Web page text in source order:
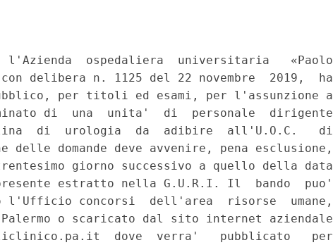
l'Azienda  ospedaliera  universitaria   «Paolo
delibera n. 1125 del 22 novembre  2019,  ha
per titoli ed esami, per l'assunzione a
di  una  unita'  di  personale  dirigente
di  urologia  da  adibire  all'U.O.C.   di
delle domande deve avvenire, pena esclusione,
giorno successivo a quello della data
estratto nella G.U.R.I. Il  bando  puo'
l'Ufficio concorsi  dell'area  risorse  umane,
o scaricato dal sito internet aziendale
dove  verra'   pubblicato   per